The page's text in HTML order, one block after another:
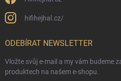
hifihejhal.cz/
ODEBÍRAT NEWSLETTER
Vložte svůj e-mail a my vám budeme
produktech na našem e-shopu.